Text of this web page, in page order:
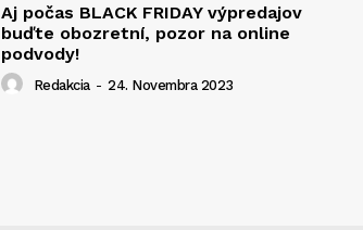
Aj počas BLACK FRIDAY výpredajov
buďte obozretní, pozor na online
podvody!
Redakcia - 24. Novembra 2023